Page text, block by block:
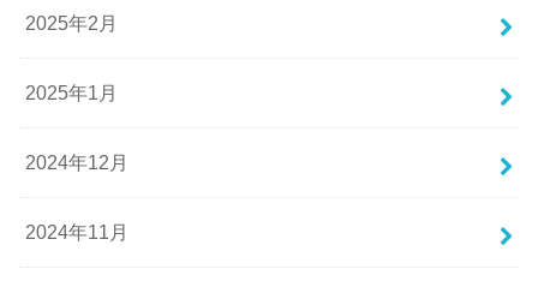
2025年2月
2025年1月
2024年12月
2024年11月